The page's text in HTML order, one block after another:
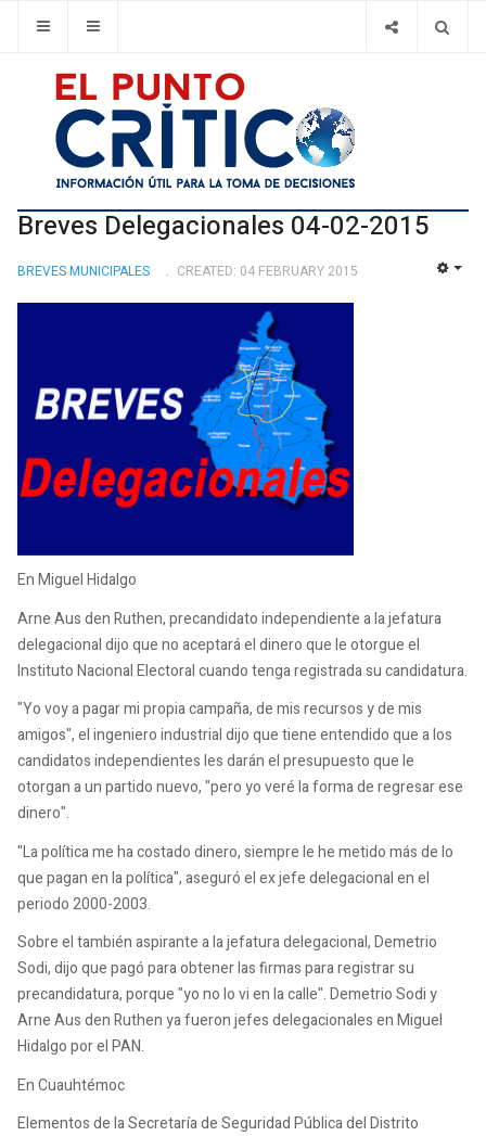
Breves Delegacionales 04-02-2015
BREVES MUNICIPALES CREATED: 04 FEBRUARY 2015
En Miguel Hidalgo
Arne Aus den Ruthen, precandidato independiente a la jefatura
delegacional dijo que no aceptará el dinero que le otorgue el
Instituto Nacional Electoral cuando tenga registrada su candidatura.
"Yo voy a pagar mi propia campaña, de mis recursos y de mis
amigos", el ingeniero industrial dijo que tiene entendido que a los
candidatos independientes les darán el presupuesto que le
otorgan a un partido nuevo, "pero yo veré la forma de regresar ese
dinero".
"La política me ha costado dinero, siempre le he metido más de lo
que pagan en la política", aseguró el ex jefe delegacional en el
periodo 2000-2003.
Sobre el también aspirante a la jefatura delegacional, Demetrio
Sodi, dijo que pagó para obtener las firmas para registrar su
precandidatura, porque "yo no lo vi en la calle". Demetrio Sodi y
Arne Aus den Ruthen ya fueron jefes delegacionales en Miguel
Hidalgo por el PAN.
En Cuauhtémoc
Elementos de la Secretaría de Seguridad Pública del Distrito